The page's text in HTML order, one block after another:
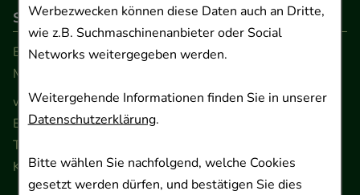
Werbezwecken können diese Daten auch an Dritte,
wie z.B. Suchmaschinenanbieter oder Social
Networks weitergegeben werden.
Weitergehende Informationen finden Sie in unserer
Datenschutzerklärung.
Bitte wählen Sie nachfolgend, welche Cookies
gesetzt werden dürfen, und bestätigen Sie dies
So erreichen Sie uns
Beratung und Kundenservice:
Montag - Freitag von 9.00 bis 17.00 Uhr
www.ApoSalis.de· E-Mail:info@ApoSalis.de
Ernst-August-Platz 2 · 30159 Hannover
Telefon 0511 89 71 80 0 · Fax 0511 89 71 80 11
Kontaktformular